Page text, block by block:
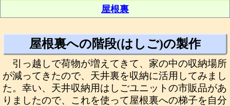
屋根裏
屋根裏への階段(はしご)の製作
引っ越しで荷物が増えてきて、家の中の収納場所
が減ってきたので、天井裏を収納に活用してみまし
た。幸い、天井収納用はしごユニットの市販品があ
りましたので、これを使って屋根裏への梯子を自分